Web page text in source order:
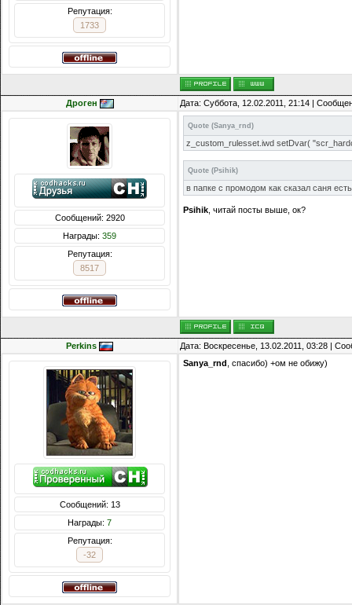
Репутация:
1733
Дроген Дата: Суббота, 12.02.2011, 21:14 |
Сообщений: 2920
Награды: 359
Репутация:
8517
Quote (Sanya_rnd )
z_custom_rulesset.iwd setDvar(
Quote ( Psihik)
в папке с промодом как сказал саня
Psihik , читай посты выше, ок?
Perkins Дата: Воскресенье, 13.02.2011, 03:28 |
Сообщений: 13
Награды: 7
Репутация:
-32
Sanya_rnd , спасибо) +ом не обижу)